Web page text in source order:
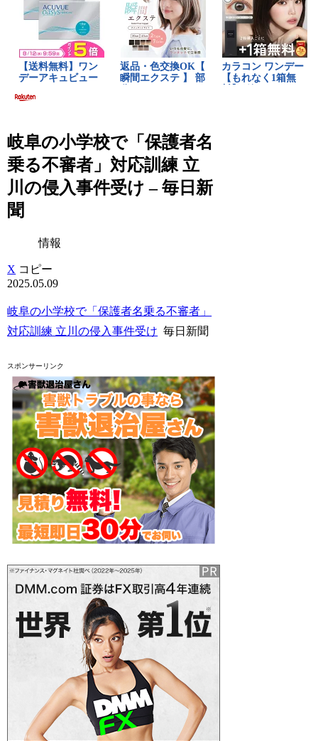
岐阜の小学校で「保護者名
乗る不審者」対応訓練 立
川の侵入事件受け – 毎日新
聞
情報
X コピー
2025.05.09
岐阜の小学校で「保護者名乗る不審者」
対応訓練 立川の侵入事件受け 毎日新聞
スポンサーリンク